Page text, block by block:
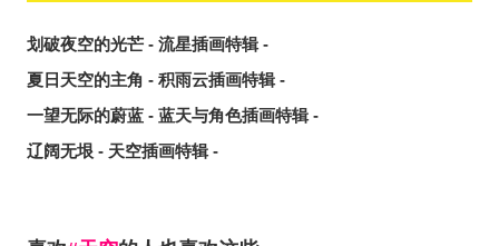
划破夜空的光芒 - 流星插画特辑 -
夏日天空的主角 - 积雨云插画特辑 -
一望无际的蔚蓝 - 蓝天与角色插画特辑 -
辽阔无垠 - 天空插画特辑 -